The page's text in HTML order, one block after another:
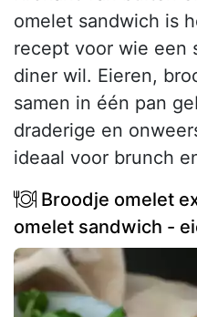
omelet sandwich is
recept voor wie een
diner wil. Eieren,
samen in één pan
draderige en
ideaal voor brunch
Broodje omelet
omelet sandwich -